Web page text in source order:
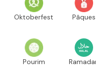
Oktoberfest Pâques
Pourim